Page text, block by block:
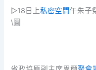
▷18日上私密空間午朱子
\圖